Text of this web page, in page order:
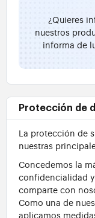
¿Quieres
nuestros
informa de
Protección de
La protección de
nuestras
Concedemos la
confidencialidad
comparte con
Como una de
aplicamos